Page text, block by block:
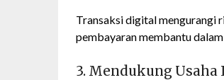
Transaksi digital mengurangi
pembayaran membantu
3. Mendukung